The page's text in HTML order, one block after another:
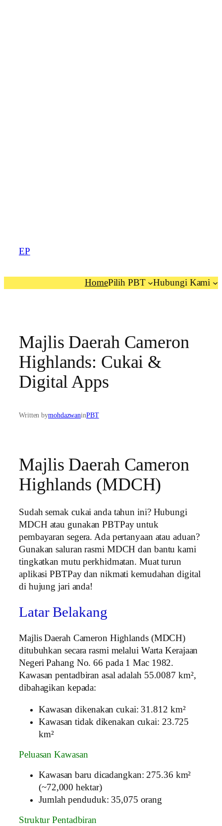
EP
HomePilih PBT Hubungi Kami
Majlis Daerah Cameron
Highlands: Cukai &
Digital Apps
Written bymohdazwaninPBT
Majlis Daerah Cameron
Highlands (MDCH)
Sudah semak cukai anda tahun ini? Hubungi
MDCH atau gunakan PBTPay untuk
pembayaran segera. Ada pertanyaan atau aduan?
Gunakan saluran rasmi MDCH dan bantu kami
tingkatkan mutu perkhidmatan. Muat turun
aplikasi PBTPay dan nikmati kemudahan digital
di hujung jari anda!
Latar Belakang
Majlis Daerah Cameron Highlands (MDCH)
ditubuhkan secara rasmi melalui Warta Kerajaan
Negeri Pahang No. 66 pada 1 Mac 1982.
Kawasan pentadbiran asal adalah 55.0087 km²,
dibahagikan kepada:
Kawasan dikenakan cukai: 31.812 km²
Kawasan tidak dikenakan cukai: 23.725
km²
Peluasan Kawasan
Kawasan baru dicadangkan: 275.36 km²
(~72,000 hektar)
Jumlah penduduk: 35,075 orang
Struktur Pentadbiran